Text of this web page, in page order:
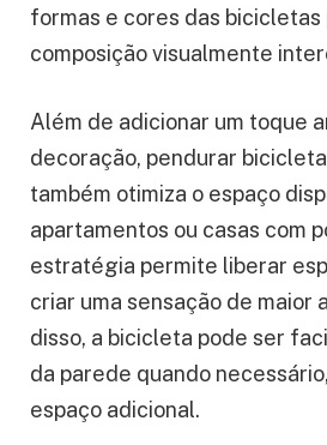
formas e cores das bicicletas
composição visualmente
Além de adicionar um toque
decoração, pendurar
também otimiza o espaço
apartamentos ou casas com
estratégia permite liberar
criar uma sensação de maior
disso, a bicicleta pode ser
da parede quando
espaço adicional.